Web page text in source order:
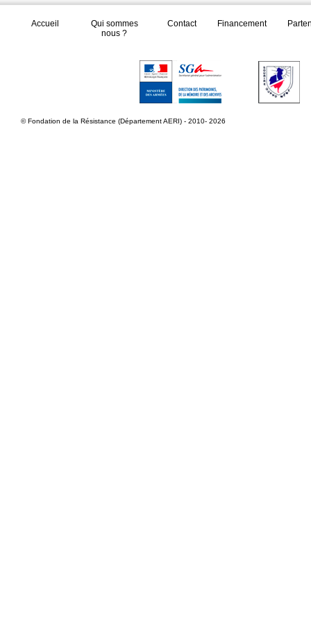
Accueil
Qui sommes
nous ?
Contact Financement
© Fondation de la Résistance (Département AERI) - 2010- 2026